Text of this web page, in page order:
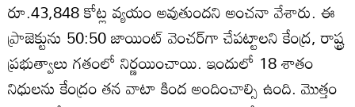
రూ.43,848 కోట్ల వ్యయం అవుతుందని అంచనా వేశారు. ఈ
ప్రాజెక్టును 50:50 జాయింట్‌ వెంచర్‌గా చేపట్టాలని కేంద్ర, రాష్ట్ర
ప్రభుత్వాలు గతంలో నిర్ణయించాయి. ఇందులో 18 శాతం
నిధులను కేంద్రం తన వాటా కింద అందించాల్సి ఉంది. మొత్తం